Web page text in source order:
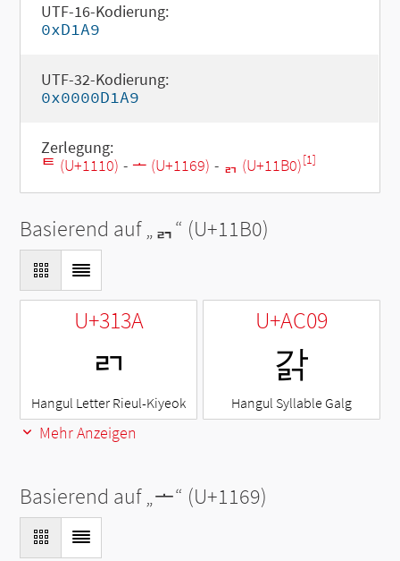
UTF-16-Kodierung:
0xD1A9
UTF-32-Kodierung:
0x0000D1A9
Zerlegung:
ᄐ (U+1110) - ᅩ (U+1169) - ᆰ (U+11B0)[1]
Basierend auf „ᆰ“ (U+11B0)
U+313A
ㄺ
Hangul Letter Rieul-Kiyeok
U+AC09
갉
Hangul Syllable Galg
Mehr Anzeigen
Basierend auf „ᅩ“ (U+1169)